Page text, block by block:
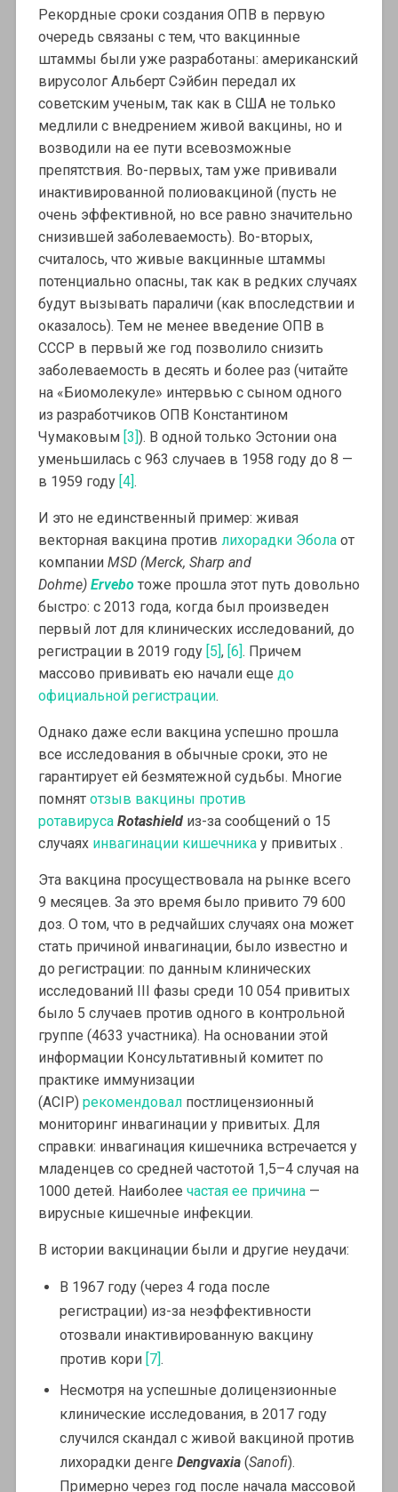
Рекордные сроки создания ОПВ в первую
очередь связаны с тем, что вакцинные
штаммы были уже разработаны: американский
вирусолог Альберт Сэйбин передал их
советским ученым, так как в США не только
медлили с внедрением живой вакцины, но и
возводили на ее пути всевозможные
препятствия. Во-первых, там уже прививали
инактивированной полиовакциной (пусть не
очень эффективной, но все равно значительно
снизившей заболеваемость). Во-вторых,
считалось, что живые вакцинные штаммы
потенциально опасны, так как в редких случаях
будут вызывать параличи (как впоследствии и
оказалось). Тем не менее введение ОПВ в
СССР в первый же год позволило снизить
заболеваемость в десять и более раз (читайте
на «Биомолекуле» интервью с сыном одного
из разработчиков ОПВ Константином
Чумаковым [3] ). В одной только Эстонии она
уменьшилась с 963 случаев в 1958 году до 8 —
в 1959 году [4] .
И это не единственный пример: живая
векторная вакцина против лихорадки Эболаот
компании MSD (Merck, Sharp and
Dohme) Erveboтоже прошла этот путь довольно
быстро: с 2013 года, когда был произведен
первый лот для клинических исследований, до
регистрации в 2019 году [5] , [6] . Причем
массово прививать ею начали еще до
официальной регистрации.
Однако даже если вакцина успешно прошла
все исследования в обычные сроки, это не
гарантирует ей безмятежной судьбы. Многие
помнят отзыв вакцины против
ротавируса Rotashieldиз-за сообщений о 15
случаях инвагинации кишечникау привитых .
Эта вакцина просуществовала на рынке всего
9 месяцев. За это время было привито 79 600
доз. О том, что в редчайших случаях она может
стать причиной инвагинации, было известно и
до регистрации: по данным клинических
исследований III фазы среди 10 054 привитых
было 5 случаев против одного в контрольной
группе (4633 участника). На основании этой
информации Консультативный комитет по
практике иммунизации
(ACIP) рекомендовалпостлицензионный
мониторинг инвагинации у привитых. Для
справки: инвагинация кишечника встречается у
младенцев со средней частотой 1,5–4 случая на
1000 детей. Наиболее частая ее причина—
вирусные кишечные инфекции.
В истории вакцинации были и другие неудачи:
В 1967 году (через 4 года после
регистрации) из-за неэффективности
отозвали инактивированную вакцину
против кори [7] .
Несмотря на успешные долицензионные
клинические исследования, в 2017 году
случился скандал с живой вакциной против
лихорадки денге Dengvaxia(Sanofi).
Примерно через год после начала массовой